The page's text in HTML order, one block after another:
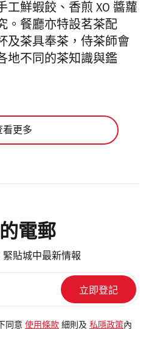
工鮮蝦餃、香煎 XO 醬蘿
。餐廳亦特設茗茶配
及茶具奉茶，侍茶師會
地不同的茶知識與鑑
看更多
電郵
貼城中最新情報
同意 使用條款 細則及 私隱政策 內